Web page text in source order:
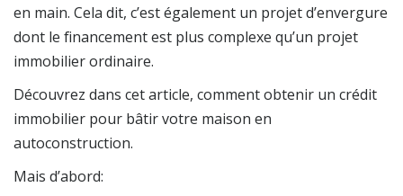
en main. Cela dit, c’est également un projet d’envergure
dont le financement est plus complexe qu’un projet
immobilier ordinaire.
Découvrez dans cet article, comment obtenir un crédit
immobilier pour bâtir votre maison en
autoconstruction.
Mais d’abord: